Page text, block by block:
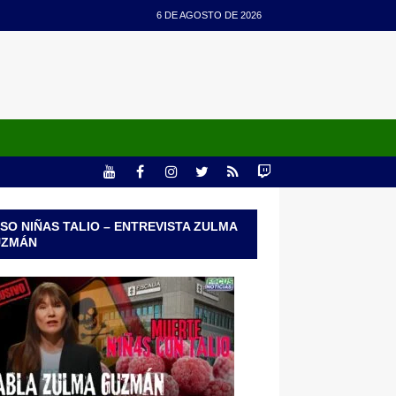
6 DE AGOSTO DE 2026
NIÑAS TALIO – ENTREVISTA ZULMA